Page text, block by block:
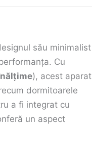
său minimalist
Cu
), acest aparat
dormitoarele
a fi integrat cu
un aspect